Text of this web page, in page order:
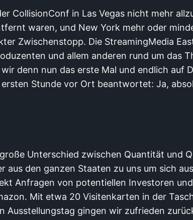
CollisionConf in Las Vegas nicht mehr
waren, und New York mehr oder
Zwischenstopp. Die StreamingMedia
und allem anderen rund um das
denn nun das erste Mal und endlich auf
Stunde vor Ort beantwortet: Ja,
Unterschied zwischen Quantität und
aus den ganzen Staaten zu uns um sich
Anfragen von potentiellen Investoren
Mit etwa 20 Visitenkarten in der
Ausstellungstag gingen wir zufrieden